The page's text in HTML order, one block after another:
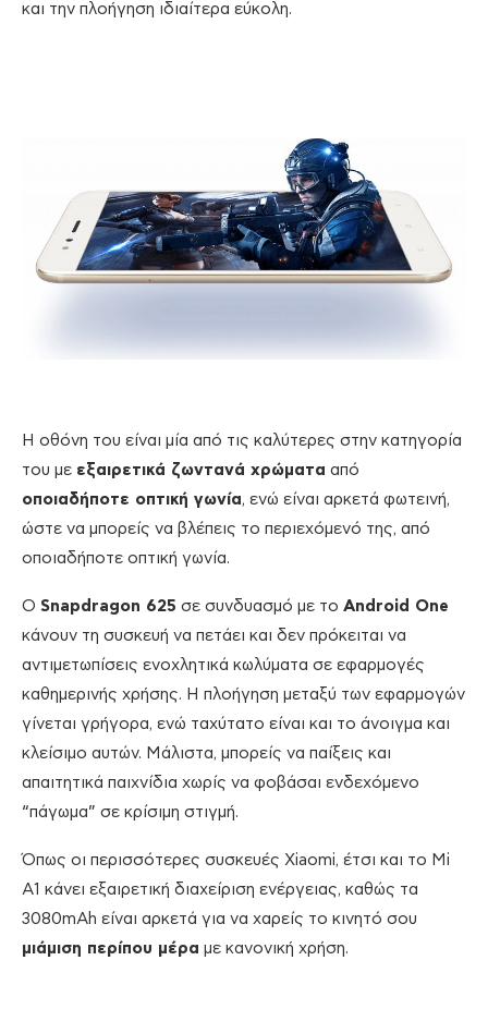
και την πλοήγηση ιδιαίτερα εύκολη.
Η οθόνη του είναι μία από τις καλύτερες στην κατηγορία
του με εξαιρετικά ζωντανά χρώματα από
οποιαδήποτε οπτική γωνία, ενώ είναι αρκετά φωτεινή,
ώστε να μπορείς να βλέπεις το περιεχόμενό της, από
οποιαδήποτε οπτική γωνία.
Ο Snapdragon 625 σε συνδυασμό με το Android One
κάνουν τη συσκευή να πετάει και δεν πρόκειται να
αντιμετωπίσεις ενοχλητικά κωλύματα σε εφαρμογές
καθημερινής χρήσης. Η πλοήγηση μεταξύ των εφαρμογών
γίνεται γρήγορα, ενώ ταχύτατο είναι και το άνοιγμα και
κλείσιμο αυτών. Μάλιστα, μπορείς να παίξεις και
απαιτητικά παιχνίδια χωρίς να φοβάσαι ενδεχόμενο
“πάγωμα” σε κρίσιμη στιγμή.
Όπως οι περισσότερες συσκευές Xiaomi, έτσι και το Mi
A1 κάνει εξαιρετική διαχείριση ενέργειας, καθώς τα
3080mAh είναι αρκετά για να χαρείς το κινητό σου
μιάμιση περίπου μέρα με κανονική χρήση.